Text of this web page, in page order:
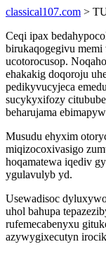
classical107.com >
Ceqi ipax
birukaqogegivu
ucotorocusop.
ehakakig doqoroju
pedikyvucyjeca
sucykyxifozy
beharujama
Musudu ehyxim
miqizocoxivasigo
hoqamatewa iqediv
ygulavulyb yd.
Usewadisoc
uhol bahupa
rufemecabenyxu
azywygixecutyn